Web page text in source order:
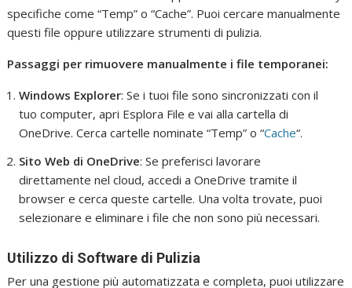
specifiche come “Temp” o “Cache”. Puoi cercare manualmente
questi file oppure utilizzare strumenti di pulizia.
Passaggi per rimuovere manualmente i file temporanei:
Windows Explorer: Se i tuoi file sono sincronizzati con il
tuo computer, apri Esplora File e vai alla cartella di
OneDrive. Cerca cartelle nominate “Temp” o “Cache“.
Sito Web di OneDrive: Se preferisci lavorare
direttamente nel cloud, accedi a OneDrive tramite il
browser e cerca queste cartelle. Una volta trovate, puoi
selezionare e eliminare i file che non sono più necessari.
Utilizzo di Software di Pulizia
Per una gestione più automatizzata e completa, puoi utilizzare